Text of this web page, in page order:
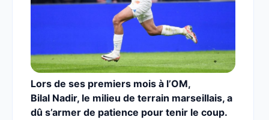
Lors de ses premiers mois à l’OM,
Bilal Nadir, le milieu de terrain marseillais, a
dû s’armer de patience pour tenir le coup.